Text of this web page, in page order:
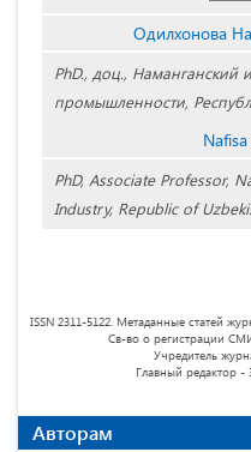
Одилхонова
PhD., доц., Наманганский
промышленности,
PhD, Associate Professor,
Industry, Republic of
ISSN 2311-5122. Метаданные статей
Св-во о регистрации
Учредитель
Главный редактор
Авторам